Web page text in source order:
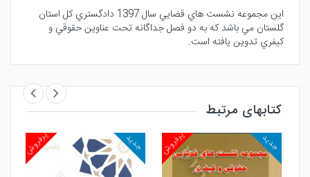
اين مجموعه نشست هاي قضايي سال 1397 دادگستري كل استان
گلستان مي باشد كه به دو فصل جداگانه تحت عناوين حقوقي و
كيفري تدوين يافته است.
کتابهای مرتبط
پرفروش جدید پرفروش جدید